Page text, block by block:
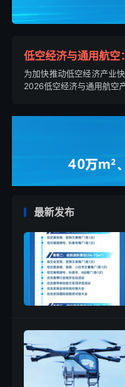
低空经济与通用航空：
为加快推动低空经济产业
2026低空经济与通用航空
最新发布